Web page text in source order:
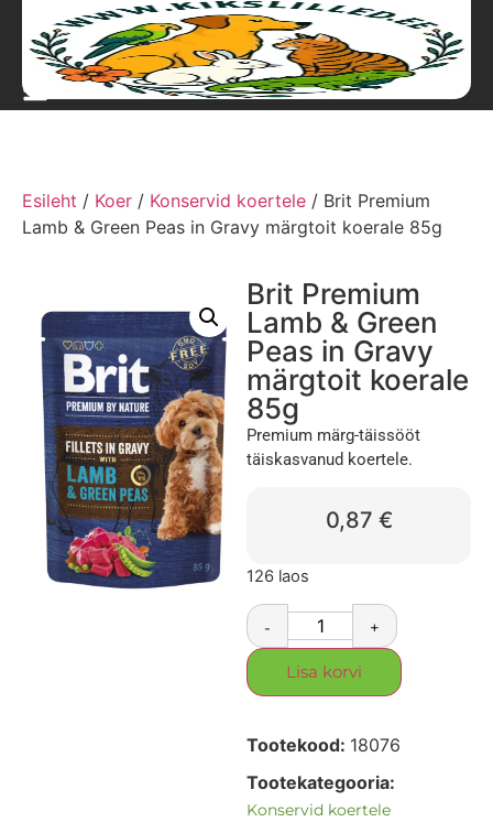
Esileht / Koer / Konservid koertele / Brit Premium
Lamb & Green Peas in Gravy märgtoit koerale 85g
Brit Premium
Lamb & Green
Peas in Gravy
märgtoit koerale
85g
Premium märg-täissööt
täiskasvanud koertele.
0,87 €
126 laos
- +
Lisa korvi
Tootekood: 18076
Tootekategooria:
Konservid koertele